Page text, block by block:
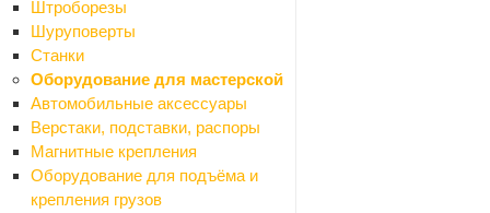
Штроборезы
Шуруповерты
Станки
Оборудование для мастерской
Автомобильные аксессуары
Верстаки, подставки, распоры
Магнитные крепления
Оборудование для подъёма и
крепления грузов